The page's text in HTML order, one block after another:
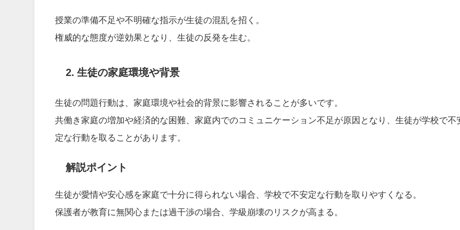
授業の準備不足や不明確な指示が生徒の混乱を招く。
権威的な態度が逆効果となり、生徒の反発を生む。
2. 生徒の家庭環境や背景
生徒の問題行動は、家庭環境や社会的背景に影響されることが多いです。
共働き家庭の増加や経済的な困難、家庭内でのコミュニケーション不足が原因となり、生徒が学校で不
定な行動を取ることがあります。
解説ポイント
生徒が愛情や安心感を家庭で十分に得られない場合、学校で不安定な行動を取りやすくなる。
保護者が教育に無関心または過干渉の場合、学級崩壊のリスクが高まる。